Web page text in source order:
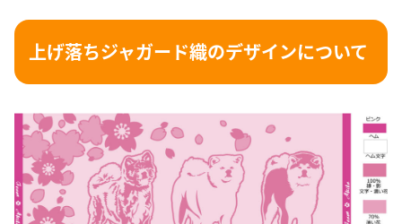
上げ落ちジャガード織のデザインについて